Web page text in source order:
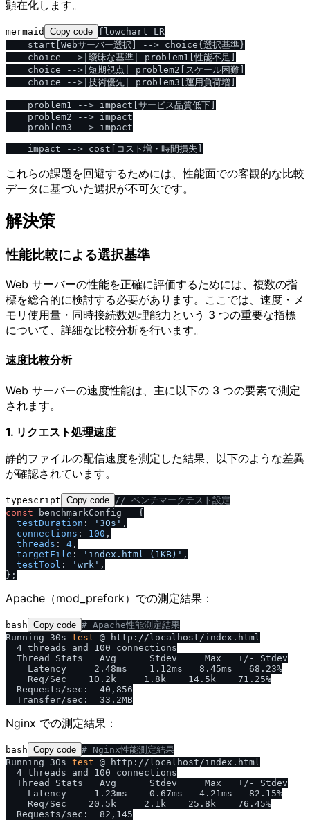
顕在化します。
mermaid Copy code flowchart LR
    start[Webサーバー選択] --> choice{選択基準}
    choice -->|曖昧な基準| problem1[性能不足]
    choice -->|短期視点| problem2[スケール困難]
    choice -->|技術優先| problem3[運用負荷増]
    problem1 --> impact[サービス品質低下]
    problem2 --> impact
    problem3 --> impact
これらの課題を回避するためには、性能面での客観的な比較
データに基づいた選択が不可欠です。
解決策
性能比較による選択基準
Web サーバーの性能を正確に評価するためには、複数の指
標を総合的に検討する必要があります。ここでは、速度・メ
モリ使用量・同時接続数処理能力という 3 つの重要な指標
について、詳細な比較分析を行います。
速度比較分析
Web サーバーの速度性能は、主に以下の 3 つの要素で測定
されます。
1. リクエスト処理速度
静的ファイルの配信速度を測定した結果、以下のような差異
が確認されています。
typescript Copy code / / ベンチマークテスト設定
const benchmarkConfig = {
testDuration : '30s' ,
connections : 100 ,
threads : 4 ,
targetFile : 'index.html (1KB)' ,
testTool : 'wrk' ,
Apache（mod_prefork）での測定結果：
bash Copy code # Apache性能測定結果
Running 30s test @ http://localhost/index.html
  4 threads and 100 connections
  Thread Stats   Avg      Stdev     Max   +/- Stdev
    Latency     2.48ms    1.12ms   8.45ms   68.23%
    Req/Sec    10.2k     1.8k    14.5k    71.25%
  Requests/sec:  40,856
Nginx での測定結果：
bash Copy code # Nginx性能測定結果
Running 30s test @ http://localhost/index.html
  4 threads and 100 connections
  Thread Stats   Avg      Stdev     Max   +/- Stdev
    Latency     1.23ms    0.67ms   4.21ms   82.15%
    Req/Sec    20.5k     2.1k    25.8k    76.45%
  Requests/sec:  82,145